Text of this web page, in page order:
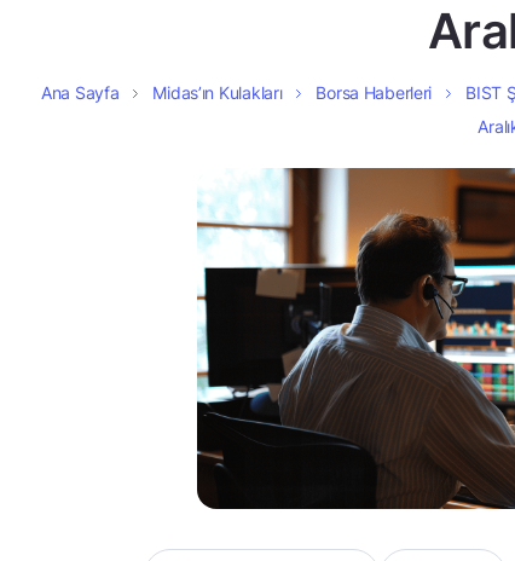
Ana Sayfa Midas’ın Kulakları Borsa Haberleri BIST